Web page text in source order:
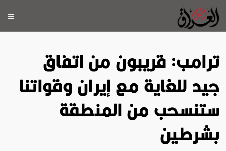
ترامب: قريبون من اتفاق
جيد للغاية مع إيران وقواتنا
ستنسحب من المنطقة
بشرطين